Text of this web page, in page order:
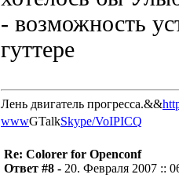
- возможность
гуттере
Лень двигатель прогресса.&&
wwwGTalkSkype/VoIPICQ
Re: Colorer for Openconf
Ответ #8 - 20. Февраля 2007 ::